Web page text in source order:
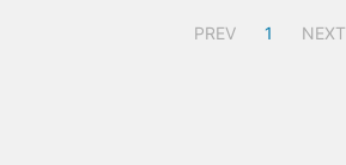
PREV 1 NEXT